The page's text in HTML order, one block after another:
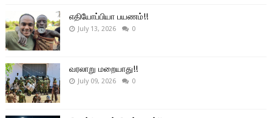
எதியோப்பியா பயணம்!!
July 13, 2026 0
வரலாறு மறையாது!!
July 09, 2026 0